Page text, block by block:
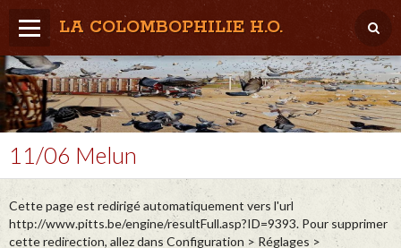
LA COLOMBOPHILIE H.O.
Home
Météo / Het weer
Lâcher / Los
Result. clubs, Provincial, (Inter)National
RFCB / KBDB
11/06 Melun
Cette page est redirigé automatiquement vers l'url
http://www.pitts.be/engine/resultFull.asp?ID=9393. Pour supprimer
cette redirection, allez dans Configuration > Réglages >